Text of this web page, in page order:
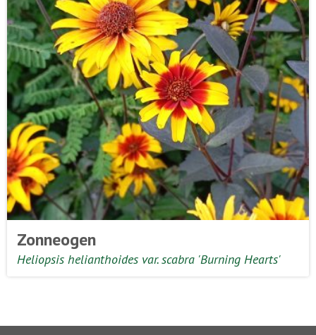
Zonneogen
Heliopsis helianthoides var. scabra 'Burning Hearts'